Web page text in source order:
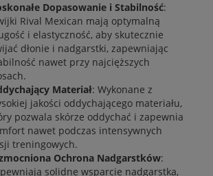
Dopasowanie i Stabilność:
Rival Mexican mają optymalną
i elastyczność, aby skutecznie
dłonie i nadgarstki, zapewniając
nawet przy najcięższych
Materiał: Wykonane z
jakości oddychającego materiału,
pozwala skórze oddychać i zapewnia
nawet podczas intensywnych
treningowych.
Ochrona Nadgarstków:
solidne wsparcie nadgarstka,